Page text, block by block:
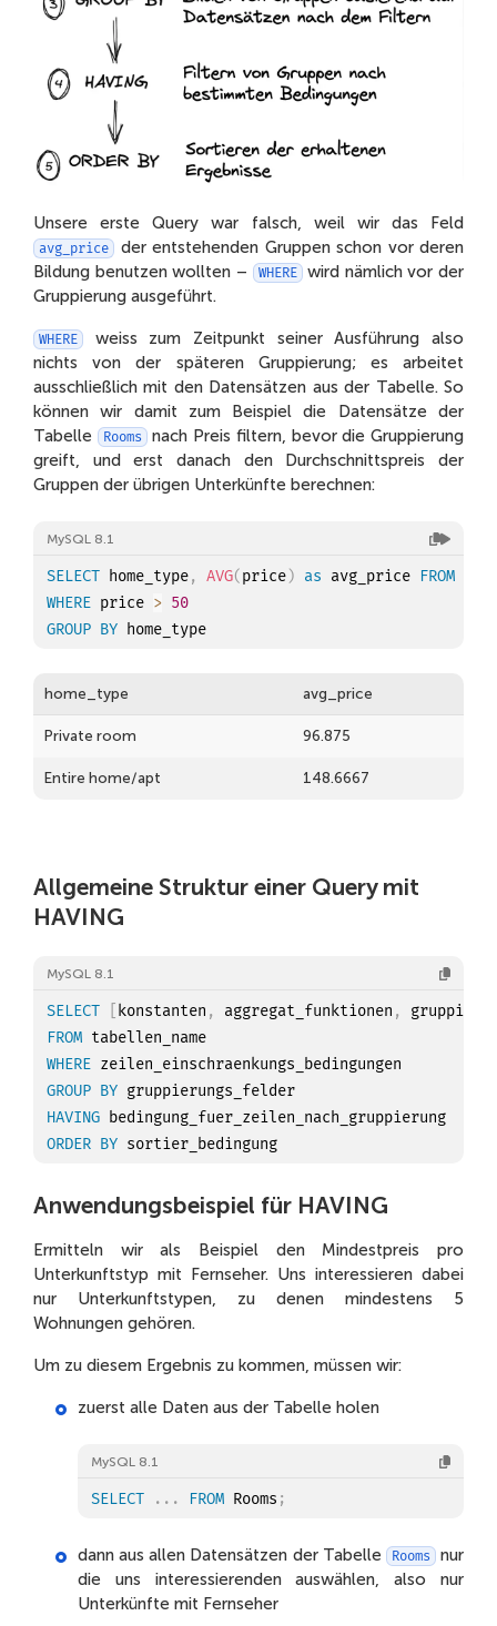
Unsere erste Query war falsch, weil wir das Feld
avg_price
der entstehenden Gruppen schon vor deren
Bildung benutzen wollten –
WHERE wird nämlich vor der
Gruppierung ausgeführt.
WHERE
weiss zum Zeitpunkt seiner Ausführung also
nichts von der späteren Gruppierung; es arbeitet
ausschließlich mit den Datensätzen aus der Tabelle. So
können wir damit zum Beispiel die Datensätze der
Tabelle
Rooms nach Preis filtern, bevor die Gruppierung
greift, und erst danach den Durchschnittspreis der
Gruppen der übrigen Unterkünfte berechnen:
MySQL 8.1
SELECT home_type, AVG(price) as avg_price FROM
WHERE price > 50
GROUP BY
home_type avg_price
Private room 96.875
Entire home/apt 148.6667
Allgemeine Struktur einer Query mit
HAVING
MySQL 8.1
SELECT konstanten , aggregat_funktionen ,
FROM
WHERE
GROUP BY
HAVING
ORDER BY
Anwendungsbeispiel für HAVING
Ermitteln wir als Beispiel den Mindestpreis pro
Unterkunftstyp mit Fernseher. Uns interessieren dabei
nur Unterkunftstypen, zu denen mindestens 5
Wohnungen gehören.
Um zu diesem Ergebnis zu kommen, müssen wir:
zuerst alle Daten aus der Tabelle holen
MySQL 8.1
SELECT . . . FROM Rooms ;
dann aus allen Datensätzen der Tabelle Rooms nur
die uns interessierenden auswählen, also nur
Unterkünfte mit Fernseher